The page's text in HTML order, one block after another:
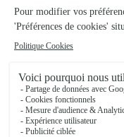
Les Secrets D’une Fleur
Pithiviers
★★★★★4.5 (31)
38, rue de la Couronne
Voir la boutique